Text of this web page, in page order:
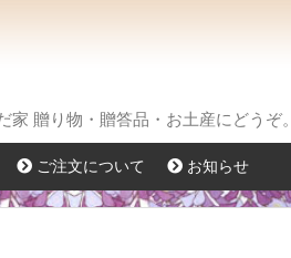
贈り物・贈答品・お土産にどうぞ。
ご注文について お知らせ